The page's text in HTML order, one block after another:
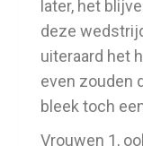
later, het
deze
uiteraard het
even zouden
bleek toch
Vrouwen 1,